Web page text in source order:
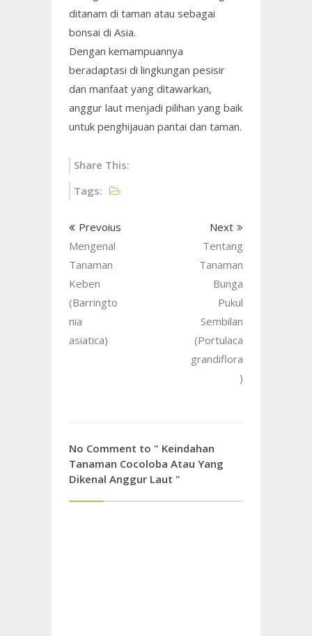
ditanam di taman atau sebagai
bonsai di Asia.
Dengan kemampuannya
beradaptasi di lingkungan pesisir
dan manfaat yang ditawarkan,
anggur laut menjadi pilihan yang baik
untuk penghijauan pantai dan taman.
Share This:
Tags:
Prevoius
Mengenal
Tanaman
Keben
(Barringto
nia
asiatica)
Next
Tentang
Tanaman
Bunga
Pukul
Sembilan
(Portulaca
grandiflora
)
No Comment to " Keindahan
Tanaman Cocoloba Atau Yang
Dikenal Anggur Laut "